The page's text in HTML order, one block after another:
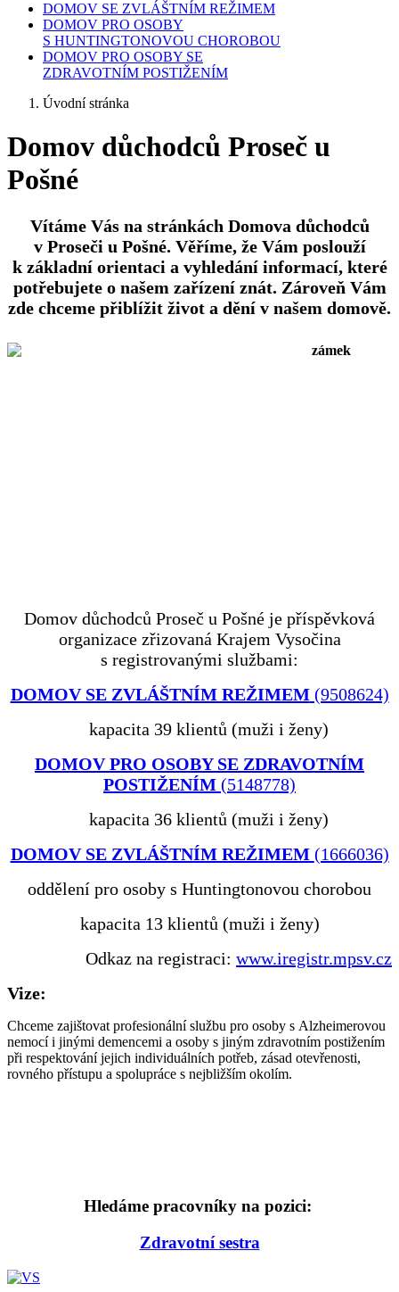
DOMOV SE ZVLÁŠTNÍM REŽIMEM
DOMOV PRO OSOBY
S HUNTINGTONOVOU CHOROBOU
DOMOV PRO OSOBY SE
ZDRAVOTNÍM POSTIŽENÍM
Úvodní stránka
Domov důchodců Proseč u
Pošné
Vítáme Vás na stránkách Domova důchodců
v Proseči u Pošné. Věříme, že Vám poslouží
k základní orientaci a vyhledání informací, které
potřebujete o našem zařízení znát. Zároveň Vám
zde chceme přiblížit život a dění v našem domově.
Domov důchodců Proseč u Pošné je příspěvková
organizace zřizovaná Krajem Vysočina
s registrovanými službami:
DOMOV SE ZVLÁŠTNÍM REŽIMEM(9508624)
kapacita 39 klientů (muži i ženy)
DOMOV PRO OSOBY SE ZDRAVOTNÍM
POSTIŽENÍM (5148778)
kapacita 36 klientů (muži i ženy)
DOMOV SE ZVLÁŠTNÍM REŽIMEM (1666036)
oddělení pro osoby s Huntingtonovou chorobou
kapacita 13 klientů (muži i ženy)
Odkaz na registraci: www.iregistr.mpsv.cz
Vize:
Chceme zajištovat profesionální službu pro osoby s Alzheimerovou
nemocí i jinými demencemi a osoby s jiným zdravotním postižením
při respektování jejich individuálních potřeb, zásad otevřenosti,
rovného přístupu a spolupráce s nejbližším okolím.
Hledáme pracovníky na pozici:
Zdravotní sestra